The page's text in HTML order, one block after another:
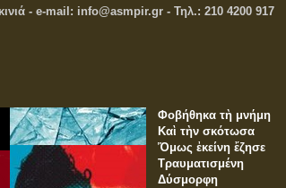
- e-mail: info@asmpir.gr - Τηλ.: 210 4200 917
Φοβήθηκα τὴ μνήμη
Καὶ τὴν σκότωσα
Ὅμως ἐκείνη ἔζησε
Τραυματισμένη
Δύσμορφη